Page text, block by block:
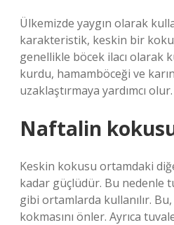
Ülkemizde yaygın olarak
karakteristik, keskin bir
genellikle böcek ilacı olarak
kurdu, hamamböceği ve
uzaklaştırmaya yardımcı olur.
Naftalin
Keskin kokusu ortamdaki
kadar güçlüdür. Bu nedenle
gibi ortamlarda kullanılır.
kokmasını önler. Ayrıca